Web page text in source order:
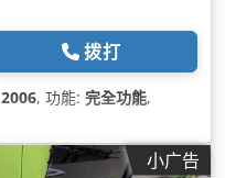
拨打
2006, 功能: 完全功能,
小广告